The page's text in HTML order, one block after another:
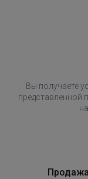
Вы получаете
представленной